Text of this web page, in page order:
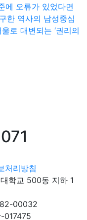
에 오류가 있었다면
한 역사의 남성중심
로 대변되는 ‘권리의
처리방침
학교 500동 지하 1
82-00032
017475